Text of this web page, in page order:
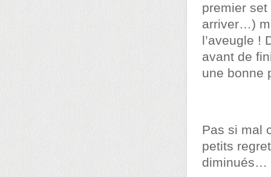
premier
arriver…)
l’aveugle !
avant de
une bonne
Pas si mal
petits
diminués…